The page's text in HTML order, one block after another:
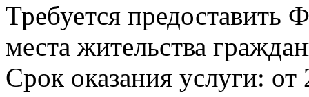
Требуется
места жительства
Срок оказания услуги: от